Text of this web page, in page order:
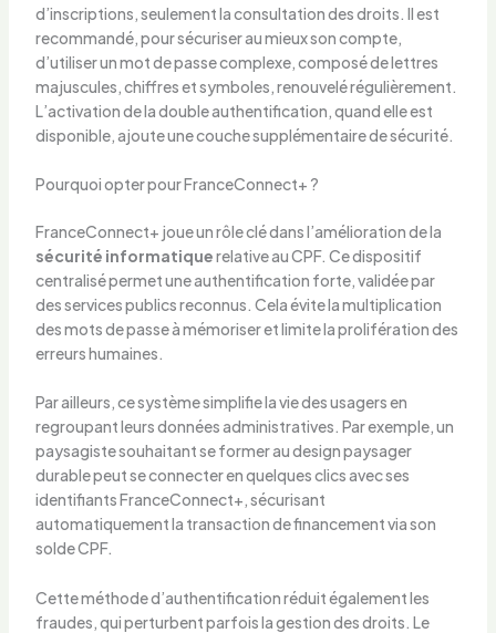
d’inscriptions, seulement la consultation des droits. Il est
recommandé, pour sécuriser au mieux son compte,
d’utiliser un mot de passe complexe, composé de lettres
majuscules, chiffres et symboles, renouvelé régulièrement.
L’activation de la double authentification, quand elle est
disponible, ajoute une couche supplémentaire de sécurité.
Pourquoi opter pour FranceConnect+ ?
FranceConnect+ joue un rôle clé dans l’amélioration de la
sécurité informatiquerelative au CPF. Ce dispositif
centralisé permet une authentification forte, validée par
des services publics reconnus. Cela évite la multiplication
des mots de passe à mémoriser et limite la prolifération des
erreurs humaines.
Par ailleurs, ce système simplifie la vie des usagers en
regroupant leurs données administratives. Par exemple, un
paysagiste souhaitant se former au design paysager
durable peut se connecter en quelques clics avec ses
identifiants FranceConnect+, sécurisant
automatiquement la transaction de financement via son
solde CPF.
Cette méthode d’authentification réduit également les
fraudes, qui perturbent parfois la gestion des droits. Le